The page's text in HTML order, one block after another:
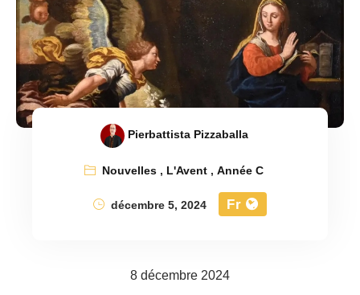
Pierbattista Pizzaballa
Nouvelles, L'Avent,Année C
décembre 5, 2024
Fr
8 décembre 2024